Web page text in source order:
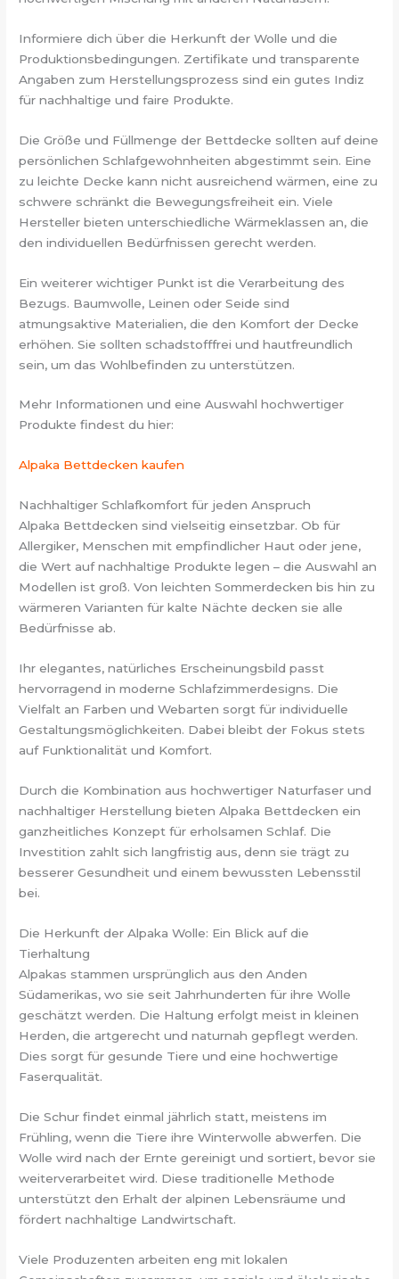
Informiere dich über die Herkunft der Wolle und die
Produktionsbedingungen. Zertifikate und transparente
Angaben zum Herstellungsprozess sind ein gutes Indiz
für nachhaltige und faire Produkte.
Die Größe und Füllmenge der Bettdecke sollten auf deine
persönlichen Schlafgewohnheiten abgestimmt sein. Eine
zu leichte Decke kann nicht ausreichend wärmen, eine zu
schwere schränkt die Bewegungsfreiheit ein. Viele
Hersteller bieten unterschiedliche Wärmeklassen an, die
den individuellen Bedürfnissen gerecht werden.
Ein weiterer wichtiger Punkt ist die Verarbeitung des
Bezugs. Baumwolle, Leinen oder Seide sind
atmungsaktive Materialien, die den Komfort der Decke
erhöhen. Sie sollten schadstofffrei und hautfreundlich
sein, um das Wohlbefinden zu unterstützen.
Mehr Informationen und eine Auswahl hochwertiger
Produkte findest du hier:
Alpaka Bettdecken kaufen
Nachhaltiger Schlafkomfort für jeden Anspruch
Alpaka Bettdecken sind vielseitig einsetzbar. Ob für
Allergiker, Menschen mit empfindlicher Haut oder jene,
die Wert auf nachhaltige Produkte legen – die Auswahl an
Modellen ist groß. Von leichten Sommerdecken bis hin zu
wärmeren Varianten für kalte Nächte decken sie alle
Bedürfnisse ab.
Ihr elegantes, natürliches Erscheinungsbild passt
hervorragend in moderne Schlafzimmerdesigns. Die
Vielfalt an Farben und Webarten sorgt für individuelle
Gestaltungsmöglichkeiten. Dabei bleibt der Fokus stets
auf Funktionalität und Komfort.
Durch die Kombination aus hochwertiger Naturfaser und
nachhaltiger Herstellung bieten Alpaka Bettdecken ein
ganzheitliches Konzept für erholsamen Schlaf. Die
Investition zahlt sich langfristig aus, denn sie trägt zu
besserer Gesundheit und einem bewussten Lebensstil
bei.
Die Herkunft der Alpaka Wolle: Ein Blick auf die
Tierhaltung
Alpakas stammen ursprünglich aus den Anden
Südamerikas, wo sie seit Jahrhunderten für ihre Wolle
geschätzt werden. Die Haltung erfolgt meist in kleinen
Herden, die artgerecht und naturnah gepflegt werden.
Dies sorgt für gesunde Tiere und eine hochwertige
Faserqualität.
Die Schur findet einmal jährlich statt, meistens im
Frühling, wenn die Tiere ihre Winterwolle abwerfen. Die
Wolle wird nach der Ernte gereinigt und sortiert, bevor sie
weiterverarbeitet wird. Diese traditionelle Methode
unterstützt den Erhalt der alpinen Lebensräume und
fördert nachhaltige Landwirtschaft.
Viele Produzenten arbeiten eng mit lokalen